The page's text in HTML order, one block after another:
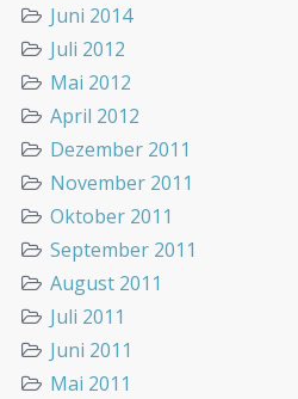
Juni 2014
Juli 2012
Mai 2012
April 2012
Dezember 2011
November 2011
Oktober 2011
September 2011
August 2011
Juli 2011
Juni 2011
Mai 2011